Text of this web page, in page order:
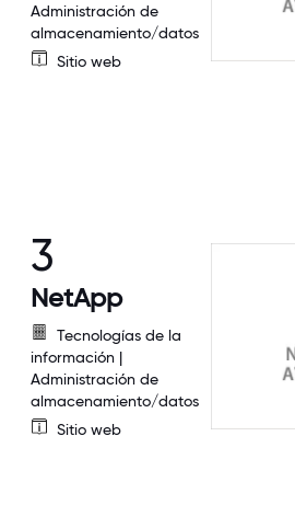
Administración de
almacenamiento/datos
Sitio web
3
NetApp
Tecnologías de la
información |
Administración de
almacenamiento/datos
Sitio web